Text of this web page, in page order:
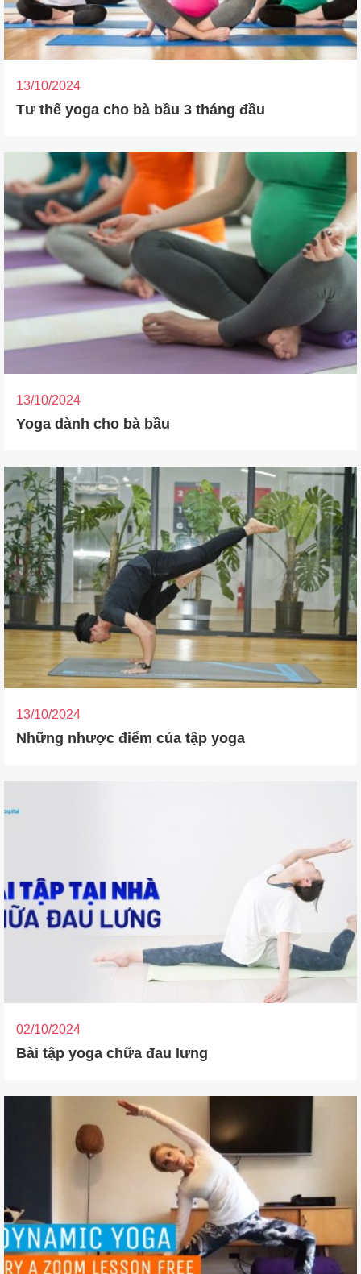
13/10/2024
Tư thế yoga cho bà bầu 3 tháng đầu
13/10/2024
Yoga dành cho bà bầu
13/10/2024
Những nhược điểm của tập yoga
02/10/2024
Bài tập yoga chữa đau lưng